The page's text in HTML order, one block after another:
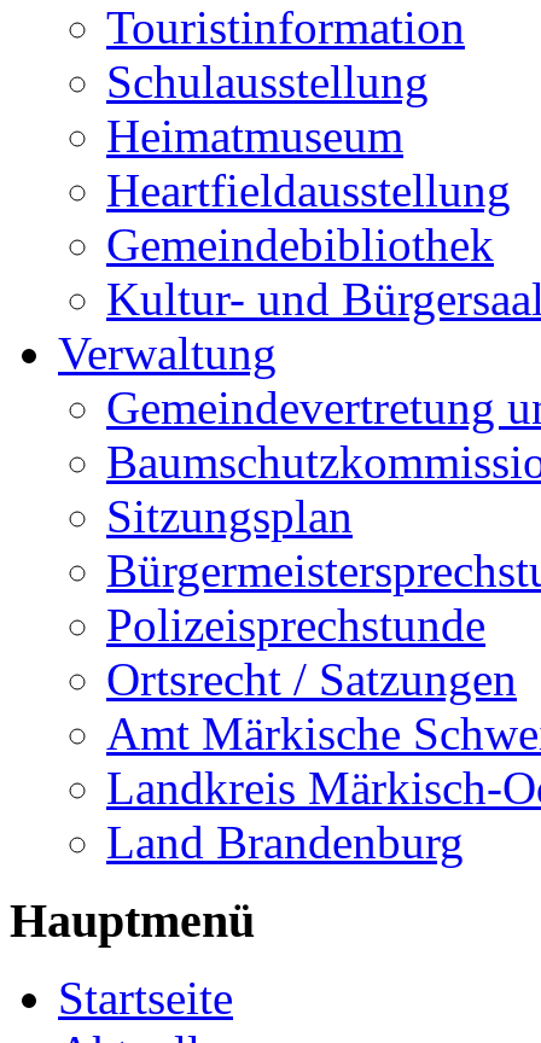
Touristinformation
Schulausstellung
Heimatmuseum
Heartfieldausstellung
Gemeindebibliothek
Kultur- und
Verwaltung
Gemeindevertretung
Sitzungsplan
Polizeisprechstunde
Ortsrecht / Satzungen
Amt Märkische
Landkreis Märkisch-
Land Brandenburg
Hauptmenü
Startseite